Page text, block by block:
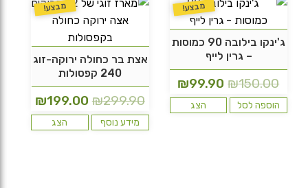
מבצע!
ג'ינקו בילובה 90 כמוסות
– גרין לייף
₪150.00
המחיר
המקורי
₪99.90
המחיר
הנוכחי
הוספה לסל הצג
מבצע!
אצת בר כחולה ירוקה-זוג
240 קפסולות
₪299.90
המחיר
המקורי
₪199.00
הנוכחי
מידע נוסף הצג